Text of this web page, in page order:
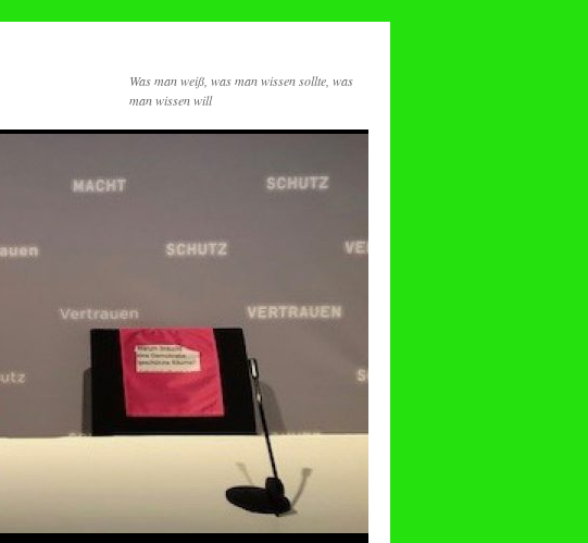
Was man weiß, was man wissen sollte, was
man wissen will